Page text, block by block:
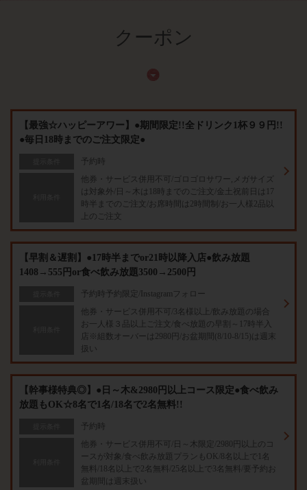
クーポン
【最強☆ハッピーアワー】●期間限定!!全ドリンク1杯９９円!!
●毎日18時までのご注文限定●
予約時
他券・サービス併用不可/ゴロゴロサワー,メガサイズ
は対象外/日～木は18時までのご注文/金土祝前日は17
時半までのご注文/お席時間は2時間制/お一人様2品以
上のご注文
【早割＆遅割】●17時半までor21時以降入店●飲み放題
1408→555円or食べ飲み放題3500→2500円
予約時予約限定/Instagramフォロー
他券・サービス併用不可/3名様以上/飲み放題の場合
お一人様３品以上ご注文/食べ放題の早割～17時半入
店※組数オーバーは2980円/お盆期間(8/10-8/15)は週末
扱い
【幹事様特典◎】●日～木&2980円以上コース限定●食べ飲み
放題もOK☆8名で1名/18名で2名無料!!
予約時
他券・サービス併用不可/日～木限定/2980円以上のコ
ースが対象/食べ飲み放題プランもOK/8名以上で1名
無料/18名以上で2名無料/25名以上で3名無料/要予約お
盆期間は週末扱い